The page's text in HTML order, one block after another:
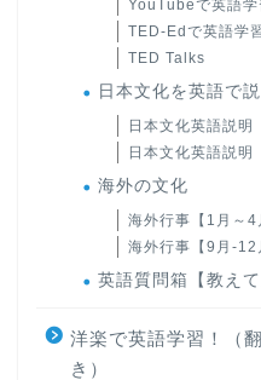
YouTubeで英語学
TED-Edで英語学
TED Talks
日本文化を英語で
日本文化英語説明
日本文化英語説明
海外の文化
海外行事【1月～4
海外行事【9月-12
英語質問箱【教えて
洋楽で英語学習！（
き）